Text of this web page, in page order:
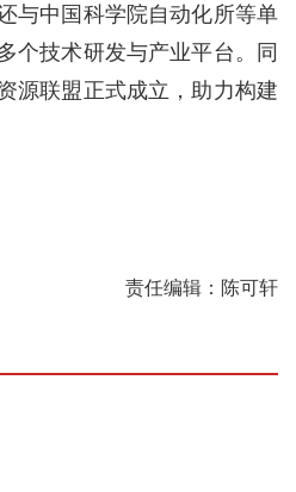
与中国科学院自动化所等单
个技术研发与产业平台。同
源联盟正式成立，助力构建
责任编辑：陈可轩